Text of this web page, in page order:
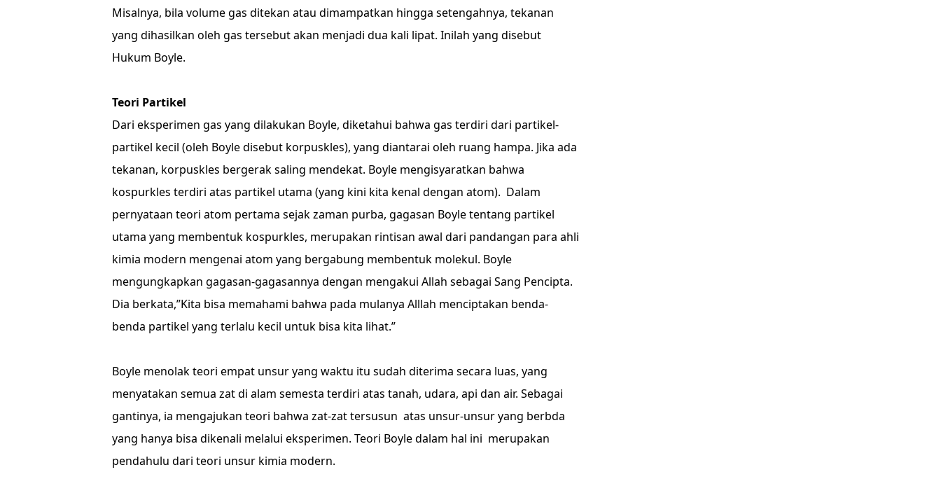
Misalnya, bila volume gas ditekan atau dimampatkan hingga setengahnya, tekanan
yang dihasilkan oleh gas tersebut akan menjadi dua kali lipat. Inilah yang disebut
Hukum Boyle.
Teori Partikel
Dari eksperimen gas yang dilakukan Boyle, diketahui bahwa gas terdiri dari partikel-
partikel kecil (oleh Boyle disebut korpuskles), yang diantarai oleh ruang hampa. Jika ada
tekanan, korpuskles bergerak saling mendekat. Boyle mengisyaratkan bahwa
kospurkles terdiri atas partikel utama (yang kini kita kenal dengan atom). Dalam
pernyataan teori atom pertama sejak zaman purba, gagasan Boyle tentang partikel
utama yang membentuk kospurkles, merupakan rintisan awal dari pandangan para ahli
kimia modern mengenai atom yang bergabung membentuk molekul. Boyle
mengungkapkan gagasan-gagasannya dengan mengakui Allah sebagai Sang Pencipta.
Dia berkata,”Kita bisa memahami bahwa pada mulanya Alllah menciptakan benda-
benda partikel yang terlalu kecil untuk bisa kita lihat.”
Boyle menolak teori empat unsur yang waktu itu sudah diterima secara luas, yang
menyatakan semua zat di alam semesta terdiri atas tanah, udara, api dan air. Sebagai
gantinya, ia mengajukan teori bahwa zat-zat tersusun atas unsur-unsur yang berbda
yang hanya bisa dikenali melalui eksperimen. Teori Boyle dalam hal ini merupakan
pendahulu dari teori unsur kimia modern.